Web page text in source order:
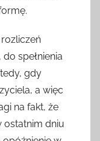
spełnienia
gdy
a więc
na fakt, że
ostatnim dniu